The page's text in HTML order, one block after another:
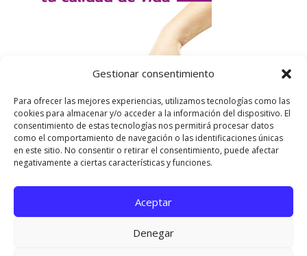
Gestionar consentimiento
Para ofrecer las mejores experiencias, utilizamos tecnologías como las
cookies para almacenar y/o acceder a la información del dispositivo. El
consentimiento de estas tecnologías nos permitirá procesar datos
como el comportamiento de navegación o las identificaciones únicas
en este sitio. No consentir o retirar el consentimiento, puede afectar
negativamente a ciertas características y funciones.
Aceptar
Denegar
Utilizamos cookies para ofrecerte la mejor experiencia en
Puedes aprender más sobre qué cookies utilizamos o